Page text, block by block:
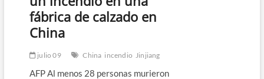
fábrica de calzado en
China
julio 09 China incendio Jinjiang
AFP Al menos 28 personas murieron